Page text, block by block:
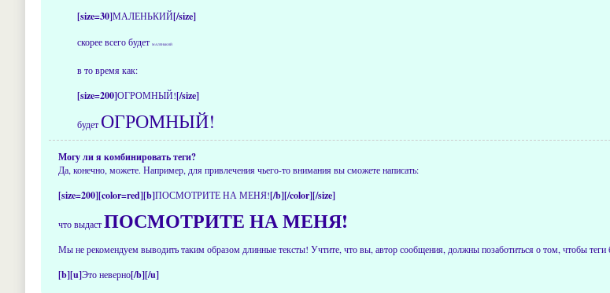
[size=30]МАЛЕНЬКИЙ[/size]
скорее всего будет МАЛЕНЬКИЙ
в то время как:
[size=200]ОГРОМНЫЙ![/size]
будет ОГРОМНЫЙ!
Могу ли я комбинировать теги?
Да, конечно, можете. Например, для привлечения чьего-то внимания вы сможете написать:
[size=200][color=red][b]ПОСМОТРИТЕ НА МЕНЯ![/b][/color][/size]
что выдастПОСМОТРИТЕ НА МЕНЯ!
Мы не рекомендуем выводить таким образом длинные тексты! Учтите, что вы, автор сообщения, должны позаботиться о том, чтобы
[b][u]Это неверно[/b][/u]